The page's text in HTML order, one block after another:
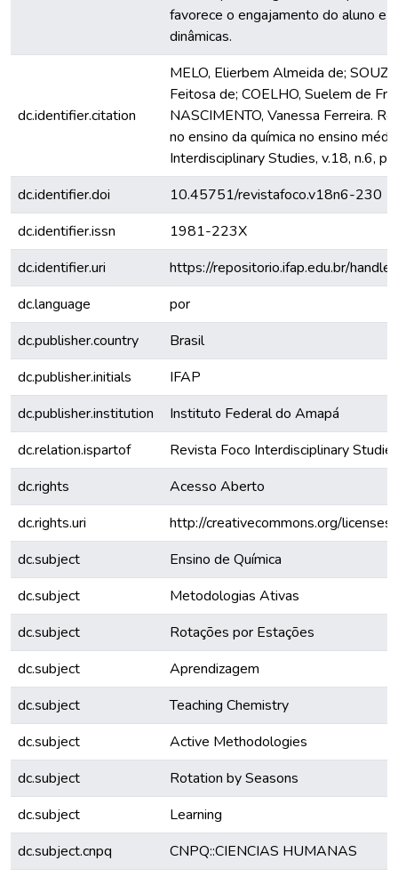
favorece o engajamento do aluno e
dinâmicas.
dc.identifier.citation
MELO, Elierbem Almeida de;
Feitosa de; COELHO, Suelem de
NASCIMENTO, Vanessa Ferreira.
no ensino da química no ensino
Interdisciplinary Studies, v.18, n.6,
dc.identifier.doi
10.45751/revistafoco.v18n6-230
dc.identifier.issn
1981-223X
dc.identifier.uri
https://repositorio.ifap.edu.br/
dc.language
por
dc.publisher.country
Brasil
dc.publisher.initials
IFAP
dc.publisher.institution
Instituto Federal do Amapá
dc.relation.ispartof
Revista Foco Interdisciplinary
dc.rights
Acesso Aberto
dc.rights.uri
http://creativecommons.org/
dc.subject
Ensino de Química
dc.subject
Metodologias Ativas
dc.subject
Rotações por Estações
dc.subject
Aprendizagem
dc.subject
Teaching Chemistry
dc.subject
Active Methodologies
dc.subject
Rotation by Seasons
dc.subject
Learning
dc.subject.cnpq
CNPQ::CIENCIAS HUMANAS